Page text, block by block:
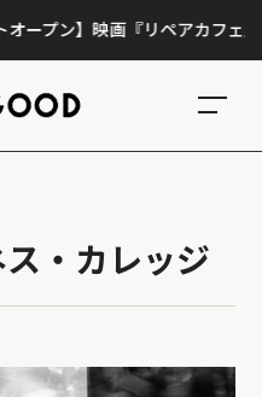
ン】映画『リペアカフェ』、上
・カレッジ